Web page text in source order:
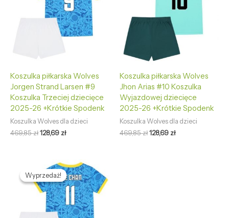
Koszulka piłkarska Wolves
Jorgen Strand Larsen #9
Koszulka Trzeciej dziecięce
2025-26 +Krótkie Spodenk
Koszulka Wolves dla dzieci
469,85zł128,69 zł
Koszulka piłkarska Wolves
Jhon Arias #10 Koszulka
Wyjazdowej dziecięce
2025-26 +Krótkie Spodenk
Koszulka Wolves dla dzieci
469,85zł128,69 zł
Wyprzedaż!
Wyprzedaż!
Pierwotna
cena
wynosiła:
469,85 zł.
Aktualna
cena
wynosi:
128,69 zł.